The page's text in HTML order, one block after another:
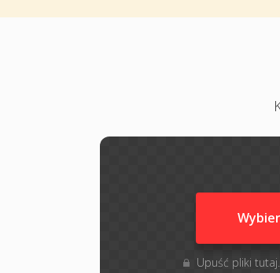
Upuść pliki